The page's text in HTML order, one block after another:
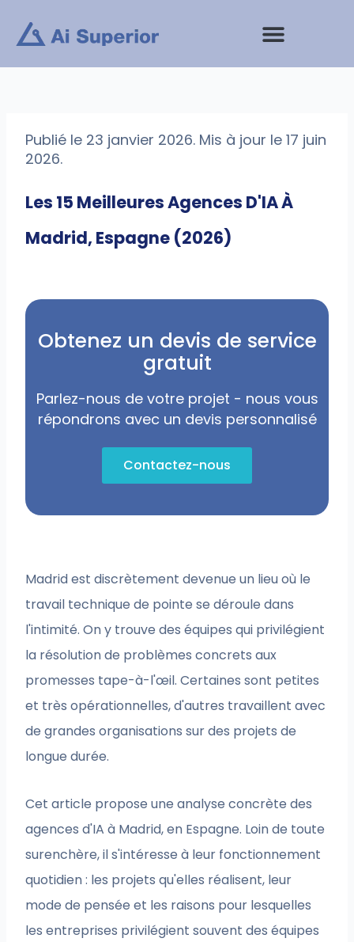
contenu
Publié le 23 janvier 2026. Mis à jour le 17 juin
2026.
Les 15 Meilleures Agences D'IA À
Madrid, Espagne (2026)
Obtenez un devis de service
gratuit
Parlez-nous de votre projet - nous vous
répondrons avec un devis personnalisé
Contactez-nous
Madrid est discrètement devenue un lieu où le
travail technique de pointe se déroule dans
l'intimité. On y trouve des équipes qui privilégient
la résolution de problèmes concrets aux
promesses tape-à-l'œil. Certaines sont petites
et très opérationnelles, d'autres travaillent avec
de grandes organisations sur des projets de
longue durée.
Cet article propose une analyse concrète des
agences d'IA à Madrid, en Espagne. Loin de toute
surenchère, il s'intéresse à leur fonctionnement
quotidien : les projets qu'elles réalisent, leur
mode de pensée et les raisons pour lesquelles
les entreprises privilégient souvent des équipes